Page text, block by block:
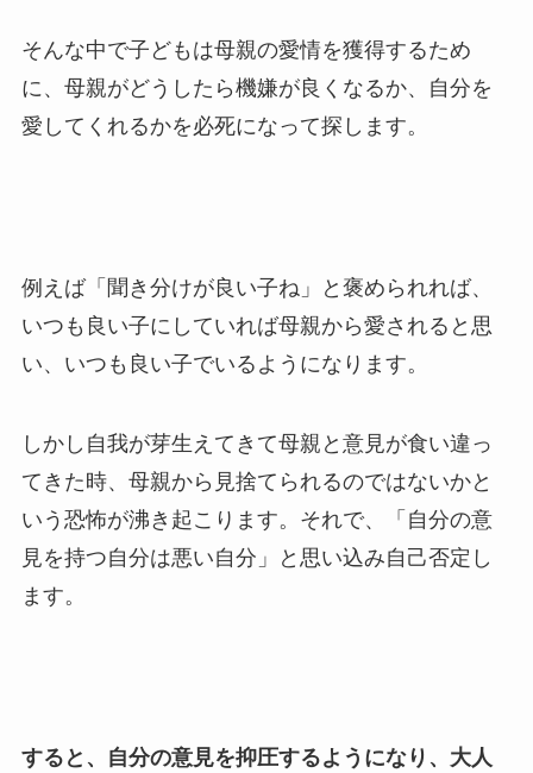
そんな中で子どもは母親の愛情を獲得するため
に、母親がどうしたら機嫌が良くなるか、自分を
愛してくれるかを必死になって探します。
例えば「聞き分けが良い子ね」と褒められれば、
いつも良い子にしていれば母親から愛されると思
い、いつも良い子でいるようになります。
しかし自我が芽生えてきて母親と意見が食い違っ
てきた時、母親から見捨てられるのではないかと
いう恐怖が沸き起こります。それで、「自分の意
見を持つ自分は悪い自分」と思い込み自己否定し
ます。
すると、自分の意見を抑圧するようになり、大人